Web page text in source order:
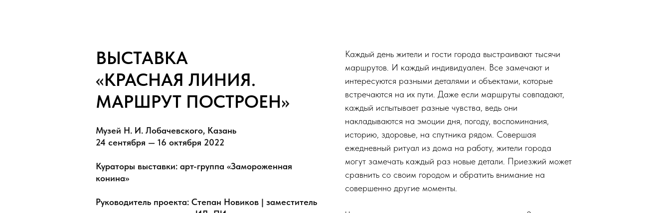
ВЫСТАВКА
«КРАСНАЯ ЛИНИЯ.
МАРШРУТ ПОСТРОЕН»
Музей Н. И. Лобачевского, Казань
24 сентября — 16 октября 2022
Кураторы выставки: арт-группа «Замороженная
конина»
Руководитель проекта: Степан Новиков | заместитель
Каждый день жители и гости города выстраивают тысячи
маршрутов. И каждый индивидуален. Все замечают и
интересуются разными деталями и объектами, которые
встречаются на их пути. Даже если маршруты совпадают,
каждый испытывает разные чувства, ведь они
накладываются на эмоции дня, погоду, воспоминания,
историю, здоровье, на спутника рядом. Совершая
ежедневный ритуал из дома на работу, жители города
могут замечать каждый раз новые детали. Приезжий может
сравнить со своим городом и обратить внимание на
совершенно другие моменты.